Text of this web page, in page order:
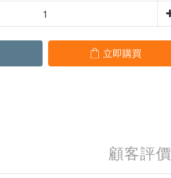
立即購買
顧客評價